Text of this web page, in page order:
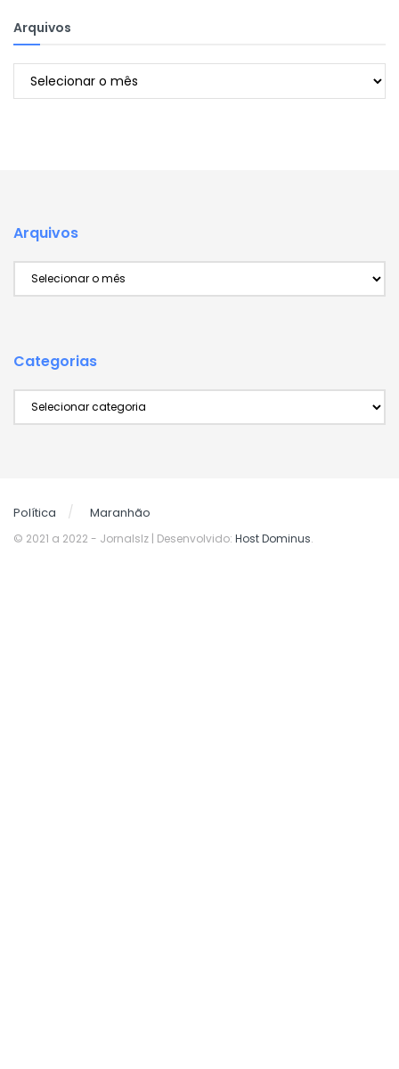
Arquivos
Arquivos
Arquivos
Arquivos
Categorias
Categorias
Política Maranhão
© 2021 a 2022 - Jornalslz | Desenvolvido: Host Dominus.